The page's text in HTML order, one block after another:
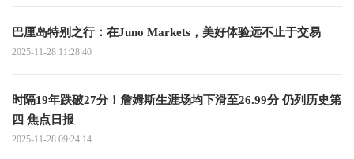
巴厘岛特别之行：在Juno Markets，美好体验远不止于交易
2025-11-28 11:28:40
时隔19年跌破27分！詹姆斯生涯场均下滑至26.99分 仍列历史第
四 焦点日报
2025-11-28 09:24:14